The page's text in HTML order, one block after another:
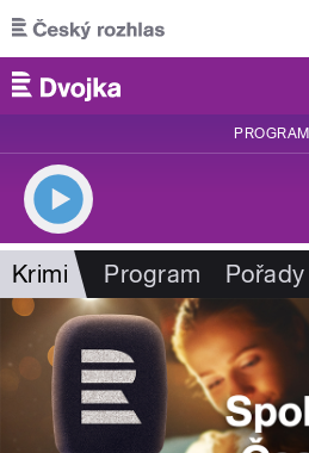
Přejít k hlavnímu obsahu
PROGRAM
Krimi Program Pořady